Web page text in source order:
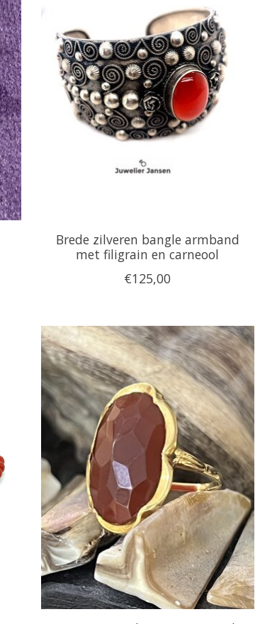
Brede zilveren bangle armband
met filigrain en carneool
€125,00